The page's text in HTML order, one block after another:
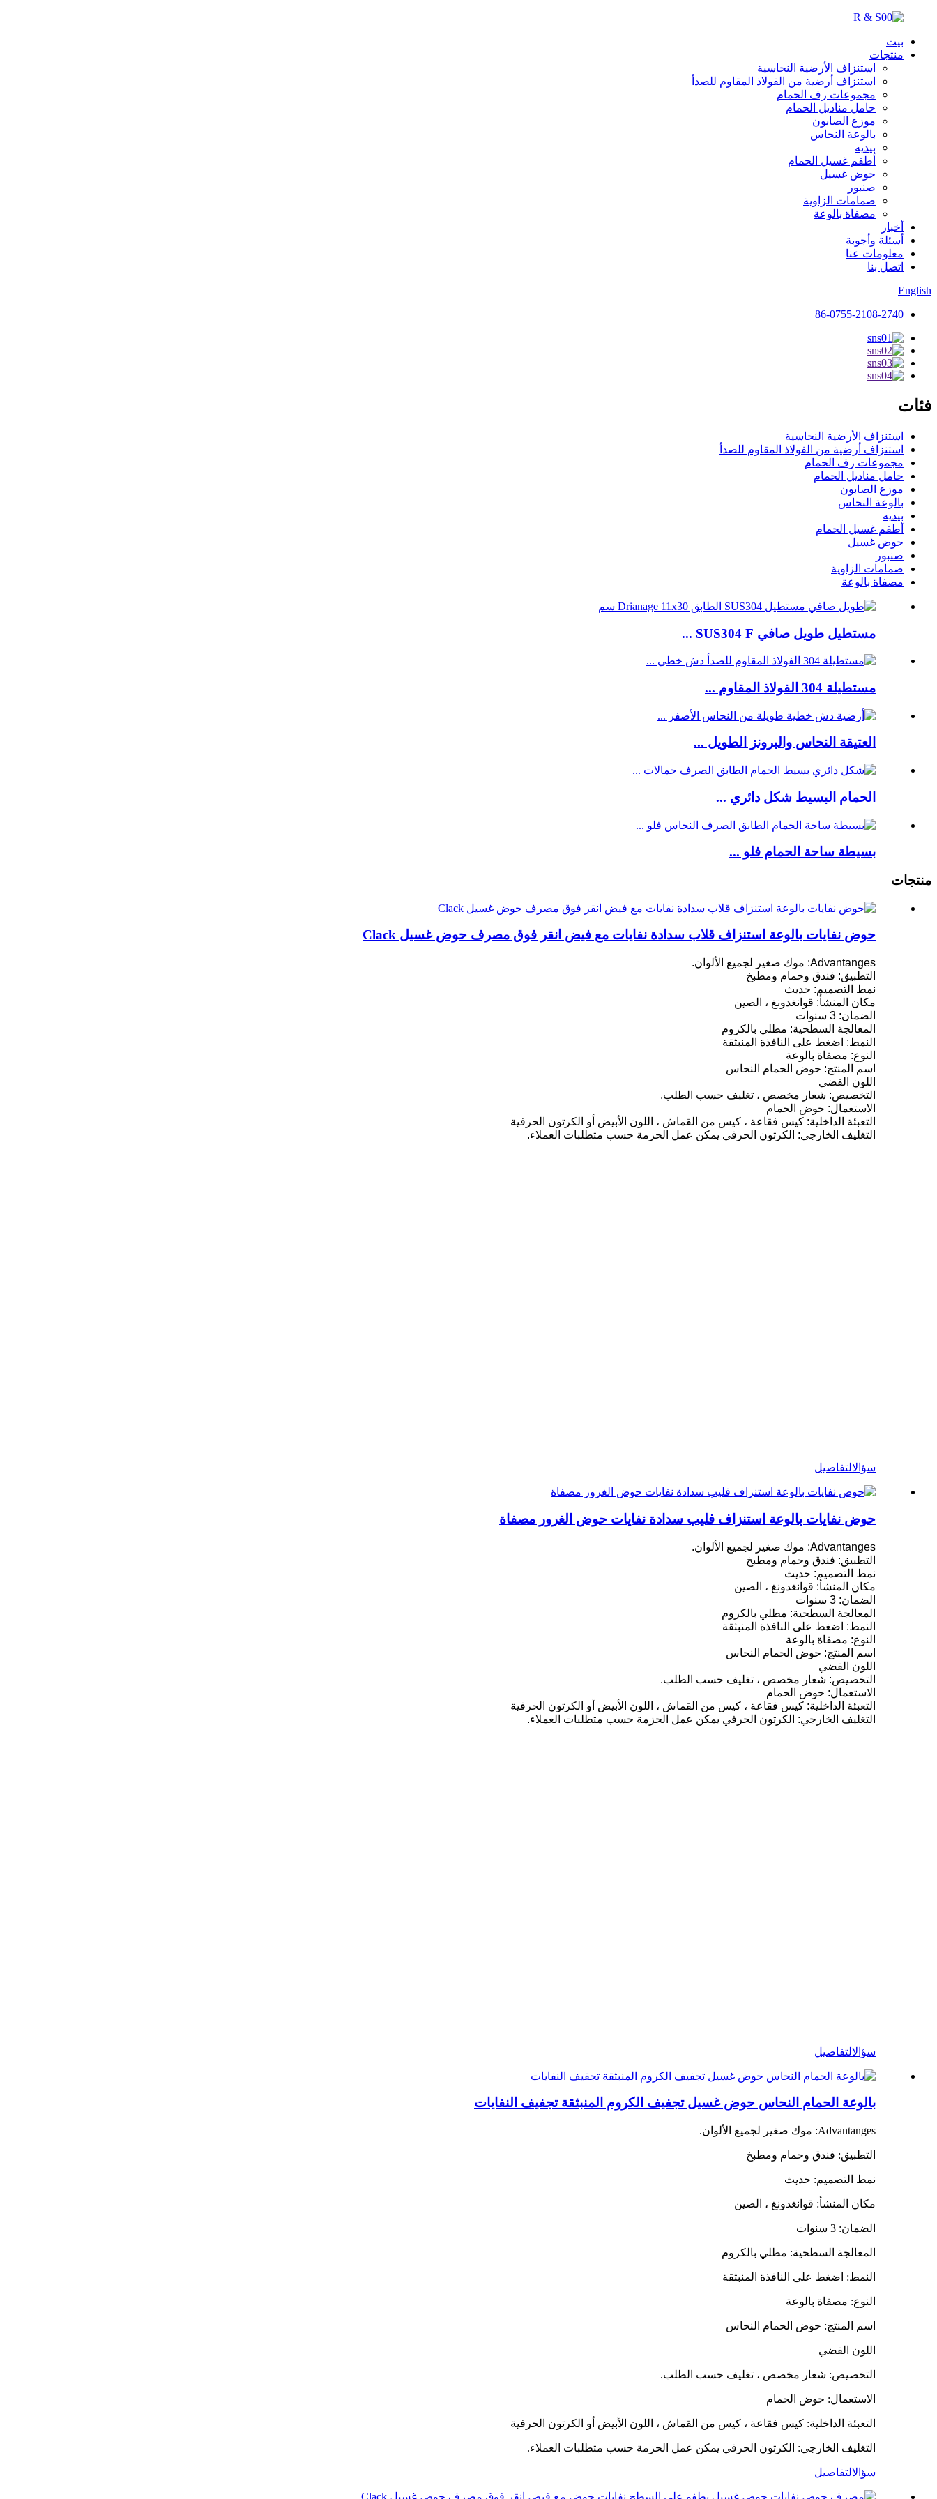
بيت
منتجات
استنزاف الأرضية النحاسية
استنزاف أرضية من الفولاذ المقاوم للصدأ
مجموعات رف الحمام
حامل مناديل الحمام
موزع الصابون
بالوعة النحاس
بيديه
أطقم غسيل الحمام
حوض غسيل
صنبور
صمامات الزاوية
مصفاة بالوعة
أخبار
أسئلة وأجوبة
معلومات عنا
اتصل بنا
English
86-0755-2108-2740
فئات
استنزاف الأرضية النحاسية
استنزاف أرضية من الفولاذ المقاوم للصدأ
مجموعات رف الحمام
حامل مناديل الحمام
موزع الصابون
بالوعة النحاس
بيديه
أطقم غسيل الحمام
حوض غسيل
صنبور
صمامات الزاوية
مصفاة بالوعة
مستطيل طويل صافي SUS304 F ...
مستطيلة 304 الفولاذ المقاوم ...
العتيقة النحاس والبرونز الطويل ...
الحمام البسيط شكل دائري ...
بسيطة ساحة الحمام فلو ...
منتجات
حوض نفايات بالوعة استنزاف قلاب سدادة نفايات مع فيض انقر فوق مصرف حوض غسيل Clack
Advantanges: موك صغير لجميع الألوان.
التطبيق: فندق وحمام ومطبخ
نمط التصميم: حديث
مكان المنشأ: قوانغدونغ ، الصين
الضمان: 3 سنوات
المعالجة السطحية: مطلي بالكروم
النمط: اضغط على النافذة المنبثقة
النوع: مصفاة بالوعة
اسم المنتج: حوض الحمام النحاس
اللون الفضي
التخصيص: شعار مخصص ، تغليف حسب الطلب.
الاستعمال: حوض الحمام
التعبئة الداخلية: كيس فقاعة ، كيس من القماش ، اللون الأبيض أو الكرتون الحرفية
التغليف الخارجي: الكرتون الحرفي يمكن عمل الحزمة حسب متطلبات العملاء.
سؤالالتفاصيل
حوض نفايات بالوعة استنزاف فليب سدادة نفايات حوض الغرور مصفاة
Advantanges: موك صغير لجميع الألوان.
التطبيق: فندق وحمام ومطبخ
نمط التصميم: حديث
مكان المنشأ: قوانغدونغ ، الصين
الضمان: 3 سنوات
المعالجة السطحية: مطلي بالكروم
النمط: اضغط على النافذة المنبثقة
النوع: مصفاة بالوعة
اسم المنتج: حوض الحمام النحاس
اللون الفضي
التخصيص: شعار مخصص ، تغليف حسب الطلب.
الاستعمال: حوض الحمام
التعبئة الداخلية: كيس فقاعة ، كيس من القماش ، اللون الأبيض أو الكرتون الحرفية
التغليف الخارجي: الكرتون الحرفي يمكن عمل الحزمة حسب متطلبات العملاء.
سؤالالتفاصيل
بالوعة الحمام النحاس حوض غسيل تجفيف الكروم المنبثقة تجفيف النفايات
Advantanges: موك صغير لجميع الألوان.
التطبيق: فندق وحمام ومطبخ
نمط التصميم: حديث
مكان المنشأ: قوانغدونغ ، الصين
الضمان: 3 سنوات
المعالجة السطحية: مطلي بالكروم
النمط: اضغط على النافذة المنبثقة
النوع: مصفاة بالوعة
اسم المنتج: حوض الحمام النحاس
اللون الفضي
التخصيص: شعار مخصص ، تغليف حسب الطلب.
الاستعمال: حوض الحمام
التعبئة الداخلية: كيس فقاعة ، كيس من القماش ، اللون الأبيض أو الكرتون الحرفية
التغليف الخارجي: الكرتون الحرفي يمكن عمل الحزمة حسب متطلبات العملاء.
سؤالالتفاصيل